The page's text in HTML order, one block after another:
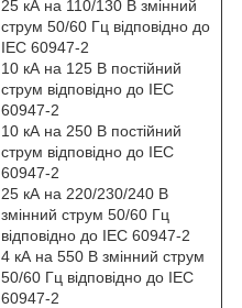
25 кА на 110/130 В змінний
струм 50/60 Гц відповідно до
IEC 60947-2
10 кА на 125 В постійний
струм відповідно до IEC
60947-2
10 кА на 250 В постійний
струм відповідно до IEC
60947-2
25 кА на 220/230/240 В
змінний струм 50/60 Гц
відповідно до IEC 60947-2
4 кА на 550 В змінний струм
50/60 Гц відповідно до IEC
60947-2